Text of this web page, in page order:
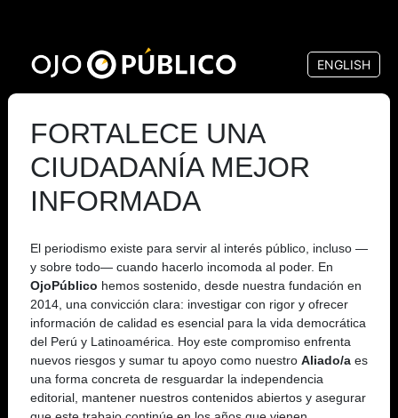
contenido
principal
ENGLISH
FORTALECE UNA
CIUDADANÍA MEJOR
INFORMADA
El periodismo existe para servir al interés público, incluso —
y sobre todo— cuando hacerlo incomoda al poder. En
OjoPúblico hemos sostenido, desde nuestra fundación en
2014, una convicción clara: investigar con rigor y ofrecer
información de calidad es esencial para la vida democrática
del Perú y Latinoamérica. Hoy este compromiso enfrenta
nuevos riesgos y sumar tu apoyo como nuestro Aliado/a es
una forma concreta de resguardar la independencia
editorial, mantener nuestros contenidos abiertos y asegurar